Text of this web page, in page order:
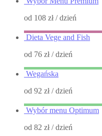
od 108 zł/ dzień
Dieta Vege and Fish
od 76 zł/ dzień
Wegańska
od 92 zł/ dzień
Wybór menu Optimum
od 82 zł/ dzień